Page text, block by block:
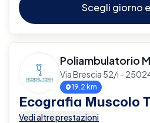
Scegli giorno
Poliambulatorio
Via Brescia 52/i -
19.2 km
Ecografia Muscolo
Vedi altre prestazioni